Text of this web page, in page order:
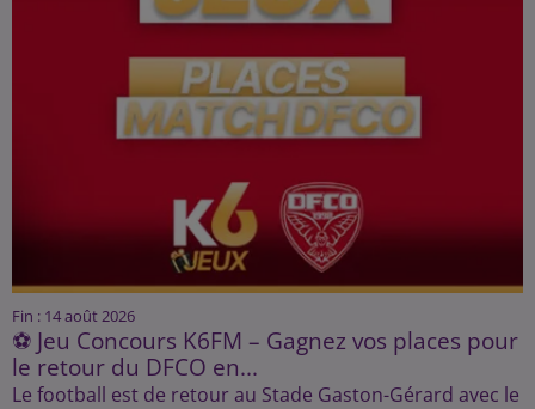
Fin : 14 août 2026
⚽ Jeu Concours K6FM – Gagnez vos places pour
le retour du DFCO en...
Le football est de retour au Stade Gaston-Gérard avec le